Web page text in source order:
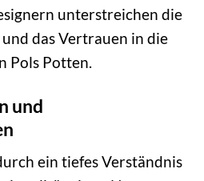
unterstreichen die
das Vertrauen in die
Pols Potten.
und
ein tiefes Verständnis